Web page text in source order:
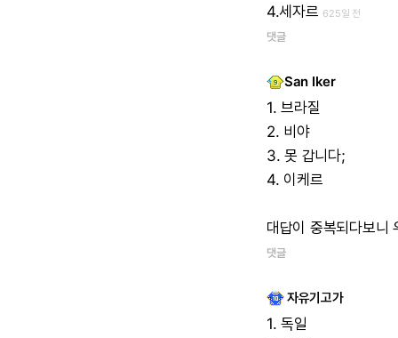
4.세자르 625일 전
댓글
San Iker
1. 브라질
2. 비야
3.못 갑니다;
4. 이케르
대답이 중복되다보니
댓글
자유기고가
1. 독일